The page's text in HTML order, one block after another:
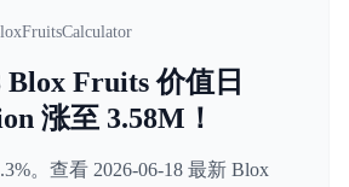
Blox Fruits 价值日
涨至 3.58M！
。查看 2026-06-18 最新 Blox